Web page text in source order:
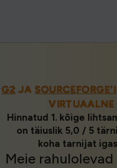
G2JASOURCEFORGE'I
VIRTUAALNE
Hinnatud 1. kõige
on täiuslik 5,0 / 5
koha tarnijat
Meie